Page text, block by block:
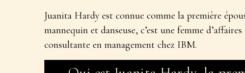
Juanita Hardy est connue comme la première
mannequin et danseuse, c’est une femme
consultante en management chez IBM.